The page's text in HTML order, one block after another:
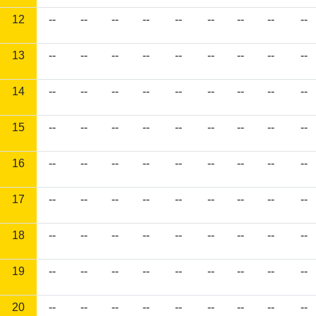
12 -- -- -- -- -- -- -- -- --
13 -- -- -- -- -- -- -- -- --
14 -- -- -- -- -- -- -- -- --
15 -- -- -- -- -- -- -- -- --
16 -- -- -- -- -- -- -- -- --
17 -- -- -- -- -- -- -- -- --
18 -- -- -- -- -- -- -- -- --
19 -- -- -- -- -- -- -- -- --
20 -- -- -- -- -- -- -- -- --